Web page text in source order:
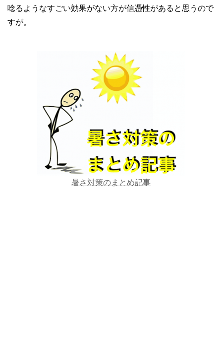
唸るようなすごい効果がない方が信憑性があると思うので
すが。
暑さ対策のまとめ記事